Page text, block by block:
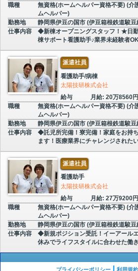
職種
無資格(ホームヘルパー資格不要) (介
ムヘルパー)
勤務地
静岡県伊豆の国市 (伊豆箱根鉄道駿
仕事内容
◆新棟オープニングスタッフ！★日
棟サポート看護助手♪業界未経験者
派遣社員
看護助手/病棟
太陽技研株式会社
給与
月給: 20万8560
職種
無資格(ホームヘルパー資格不要) (介
ムヘルパー)
勤務地
静岡県伊豆の国市 (伊豆箱根鉄道駿
仕事内容
◆託児所完備！寮完備！家庭をお持
ます！医療業界にチャレンジされた
派遣社員
看護助手
太陽技研株式会社
給与
月給: 27万9200
職種
無資格(ホームヘルパー資格不要) (介
ムヘルパー)
勤務地
静岡県伊豆の国市 (伊豆箱根鉄道駿
仕事内容
◆新規ポジション受託！イーアール
休みでライフスタイルに合わせた働
プライバシーポリシー 利用規約